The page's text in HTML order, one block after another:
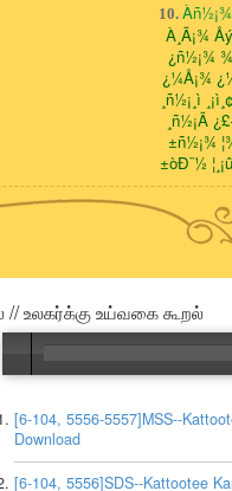
10. Àñ½¡¾
À¸Ã¡¾
¿ñ½¡¾
¿¼Å¡¾
¸ñ½¡¸ì
¸ñ½¡Ã
±ñ½¡¾
±òÐ¨½
// உலகர்க்கு உய்வகை கூறல்
[6-104, 5556-5557]MSS--
Download
[6-104, 5556]SDS--Kattootee